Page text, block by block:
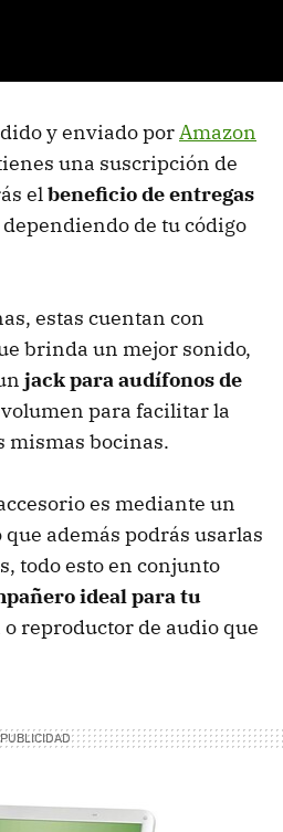
y enviado porAmazon
una suscripción de
elbeneficio de entregas
dependiendo de tu código
estas cuentan con
brinda un mejor sonido,
jack para audífonos de
para facilitar la
mismas bocinas.
es mediante un
que además podrás usarlas
todo esto en conjunto
ideal para tu
reproductor de audio que